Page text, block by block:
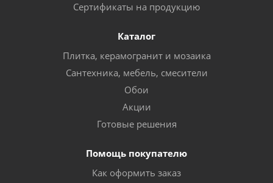
Сертификаты на продукцию
Каталог
Плитка, керамогранит и мозаика
Сантехника, мебель, смесители
Обои
Акции
Готовые решения
Помощь покупателю
Как оформить заказ